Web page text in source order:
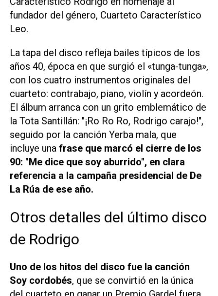
fundador del género, Cuarteto Característico
Leo.
La tapa del disco refleja bailes típicos de los
años 40, época en que surgió el «tunga-tunga»,
con los cuatro instrumentos originales del
cuarteto: contrabajo, piano, violín y acordeón.
El álbum arranca con un grito emblemático de
la Tota Santillán: "¡Ro Ro Ro, Rodrigo carajo!",
seguido por la canción Yerba mala, que
incluye una frase que marcó el cierre de los
90: "Me dice que soy aburrido", en clara
referencia a la campaña presidencial de De
La Rúa de ese año.
Otros detalles del último disco
de Rodrigo
Uno de los hitos del disco fue la canción
Soy cordobés, que se convirtió en la única